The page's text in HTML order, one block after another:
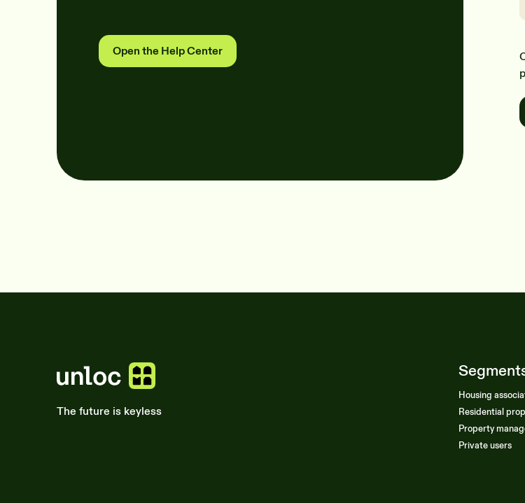
Open the Help Center
The future is keyless
Housing
Residential
Property
Private users